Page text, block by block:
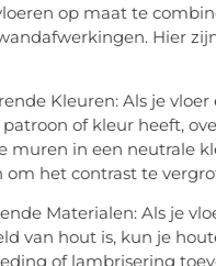
op maat te
Hier
Kleuren: Als je vloer
of kleur heeft,
muren in een neutrale
om het contrast te
Materialen: Als je
van hout is, kun je
of lambrisering